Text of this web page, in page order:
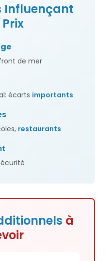
Influençant
de mer
écarts importants
restaurants
à